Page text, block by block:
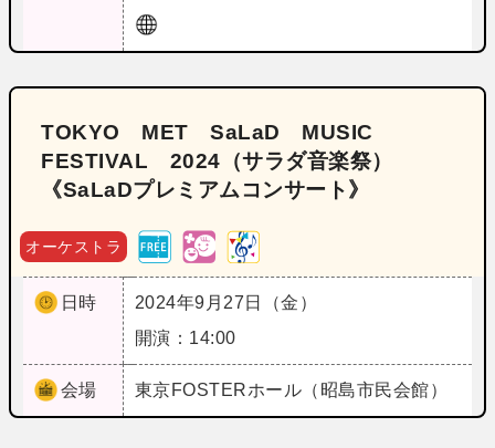
TOKYO MET SaLaD MUSIC
FESTIVAL 2024（サラダ音楽祭）
《SaLaDプレミアムコンサート》
オーケストラ
日時
2024年9月27日（金）
開演：14:00
会場 東京FOSTERホール（昭島市民会館）